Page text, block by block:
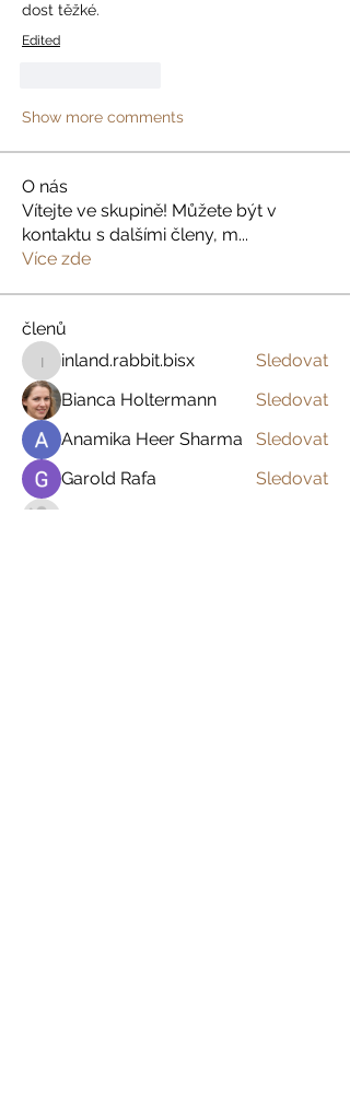
dost těžké.
Edited
Show more comments
O nás
Vítejte ve skupině! Můžete být v
kontaktu s dalšími členy, m...
Více zde
členů
inland.rabbit.bisx
inland.rabbit.bisx
Sledovat
Bianca Holtermann
Sledovat
Anamika Heer Sharma
Sledovat
Garold Rafa
Sledovat